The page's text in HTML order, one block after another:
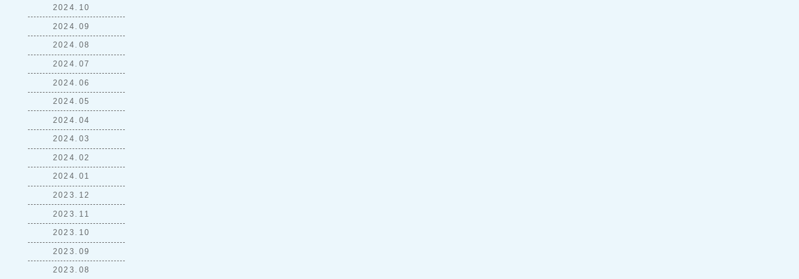
2024.10
2024.09
2024.08
2024.07
2024.06
2024.05
2024.04
2024.03
2024.02
2024.01
2023.12
2023.11
2023.10
2023.09
2023.08